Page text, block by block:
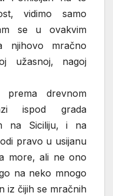
vidimo samo
se u ovakvim
njihovo mračno
užasnoj, nagoj
drevnom
ispod grada
na Siciliju, i na
pravo u usijanu
more, ali ne ono
na neko mnogo
iz čijih se mračnih